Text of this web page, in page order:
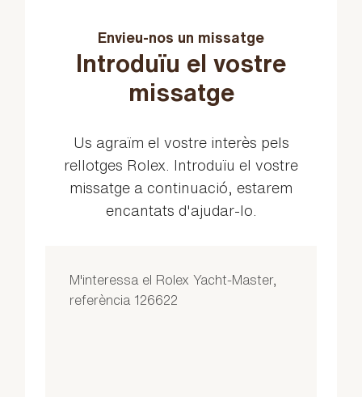
Envieu-nos un missatge
Introduïu el vostre
missatge
Us agraïm el vostre interès pels
rellotges Rolex. Introduïu el vostre
missatge a continuació, estarem
encantats d'ajudar-lo.